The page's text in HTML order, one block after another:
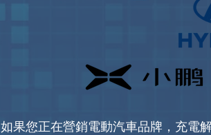
如果您正在營銷電動汽車品牌，充電